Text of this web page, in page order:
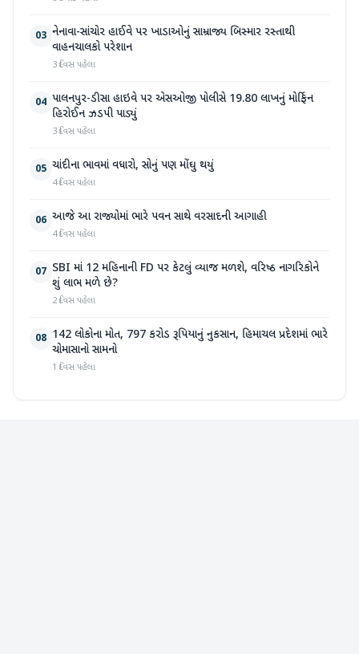
03 નેનાવા-સાંચોર હાઈવે પર ખાડાઓનું સામ્રાજ્ય બિસ્માર રસ્તાથી
વાહનચાલકો પરેશાન
3 દિવસ પહેલા
04 પાલનપુર-ડીસા હાઇવે પર એસઓજી પોલીસે 19.80 લાખનું મોર્ફિન
હિરોઈન ઝડપી પાડ્યું
3 દિવસ પહેલા
05 ચાંદીના ભાવમાં વધારો, સોનું પણ મોંઘુ થયું
4 દિવસ પહેલા
06 આજે આ રાજ્યોમાં ભારે પવન સાથે વરસાદની આગાહી
4 દિવસ પહેલા
07 SBI માં 12 મહિનાની FD પર કેટલું વ્યાજ મળશે, વરિષ્ઠ નાગરિકોને
શું લાભ મળે છે?
2 દિવસ પહેલા
08 142 લોકોના મોત, 797 કરોડ રૂપિયાનું નુકસાન, હિમાચલ પ્રદેશમાં ભારે
ચોમાસાનો સામનો
1 દિવસ પહેલા